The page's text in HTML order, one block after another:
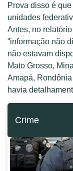
Prova disso é
unidades
Antes, no
“informação não
não estavam
Mato Grosso,
Amapá,
havia
Crime